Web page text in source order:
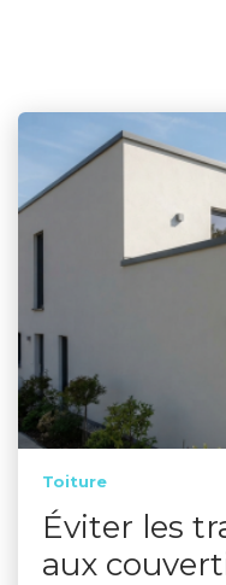
Toiture
Éviter les
aux